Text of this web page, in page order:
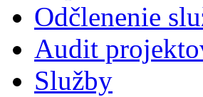
Odčlenenie
Audit
Služby